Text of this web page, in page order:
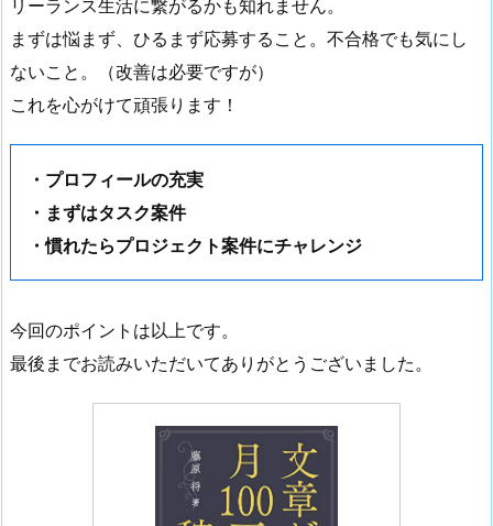
リーランス生活に繋がるかも知れません。
まずは悩まず、ひるまず応募すること。不合格でも気にし
ないこと。（改善は必要ですが）
これを心がけて頑張ります！
・プロフィールの充実
・まずはタスク案件
・慣れたらプロジェクト案件にチャレンジ
今回のポイントは以上です。
最後までお読みいただいてありがとうございました。